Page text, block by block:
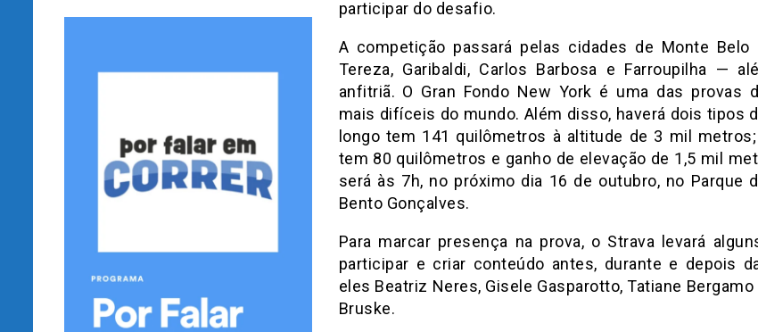
participar do desafio.
A competição passará pelas cidades de Monte Belo
Tereza, Garibaldi, Carlos Barbosa e Farroupilha —
anfitriã. O Gran Fondo New York é uma das provas
mais difíceis do mundo. Além disso, haverá dois tipos
longo tem 141 quilômetros à altitude de 3 mil
tem 80 quilômetros e ganho de elevação de 1,5 mil
será às 7h, no próximo dia 16 de outubro, no Parque
Bento Gonçalves.
Para marcar presença na prova, o Strava levará
participar e criar conteúdo antes, durante e depois
eles Beatriz Neres, Gisele Gasparotto, Tatiane
Bruske.